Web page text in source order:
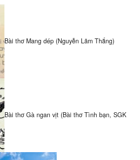
Bài thơ Mang dép (Nguyễn Lãm Thắng)
Bài thơ Gà ngan vịt (Bài thơ Tình bạn, SGK